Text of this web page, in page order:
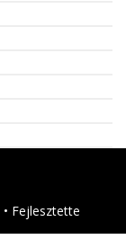
• Fejlesztette